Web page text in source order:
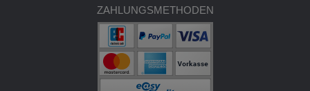
ZAHLUNGSMETHODEN